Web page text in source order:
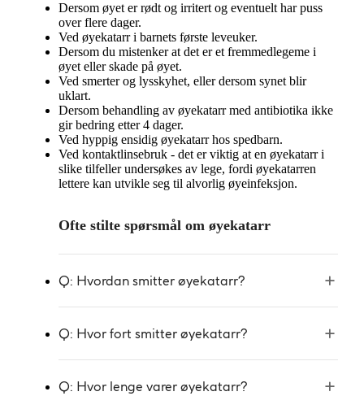
Dersom øyet er rødt og irritert og eventuelt har puss
over flere dager.
Ved øyekatarr i barnets første leveuker.
Dersom du mistenker at det er et fremmedlegeme i
øyet eller skade på øyet.
Ved smerter og lysskyhet, eller dersom synet blir
uklart.
Dersom behandling av øyekatarr med antibiotika ikke
gir bedring etter 4 dager.
Ved hyppig ensidig øyekatarr hos spedbarn.
Ved kontaktlinsebruk - det er viktig at en øyekatarr i
slike tilfeller undersøkes av lege, fordi øyekatarren
lettere kan utvikle seg til alvorlig øyeinfeksjon.
Ofte stilte spørsmål om øyekatarr
Q: Hvordan smitter øyekatarr?
Q: Hvor fort smitter øyekatarr?
Q: Hvor lenge varer øyekatarr?